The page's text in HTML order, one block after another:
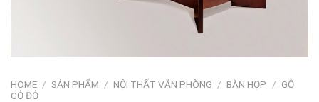
HOME / SẢN PHẨM / NỘI THẤT VĂN PHÒNG / BÀN HỌP / GỖ
GỎ ĐỎ